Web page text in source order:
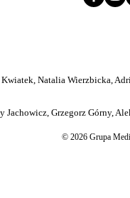
Natalia Wierzbicka,
Grzegorz Górny,
© 2026 Grupa